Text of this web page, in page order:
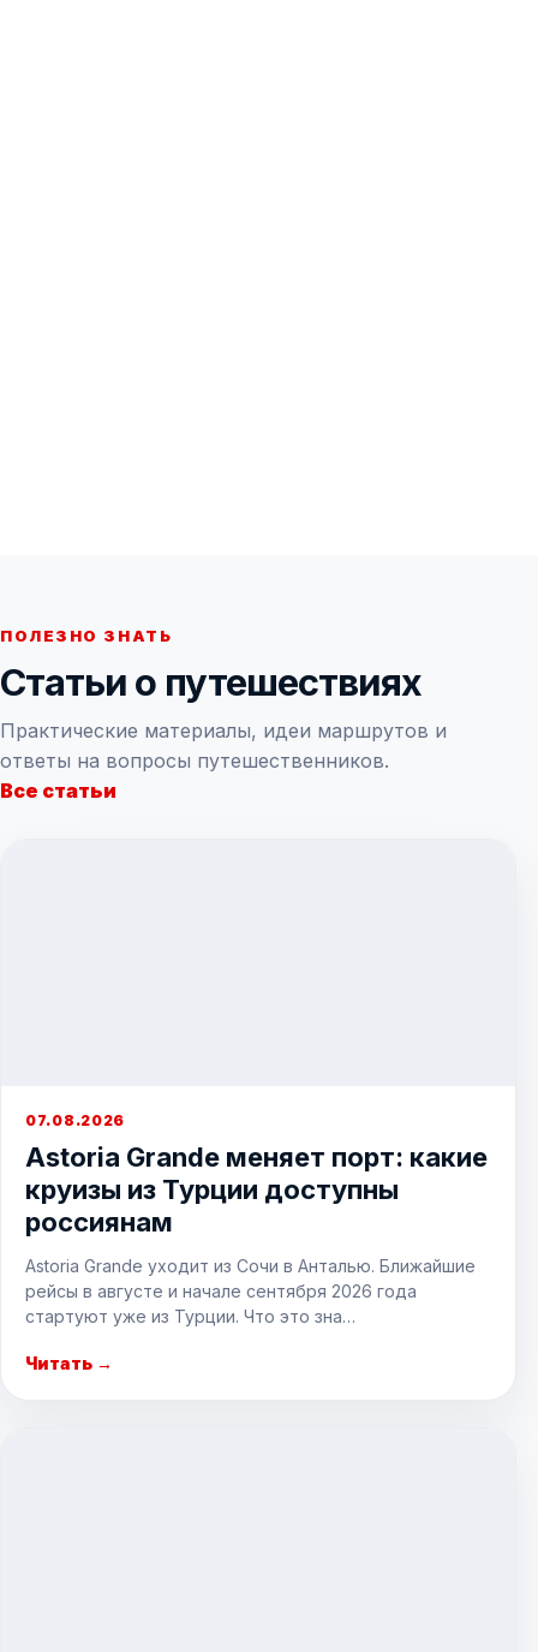
ПОЛЕЗНО ЗНАТЬ
Статьи о путешествиях
Практические материалы, идеи маршрутов и
ответы на вопросы путешественников.
Все статьи
07.08.2026
Astoria Grande меняет порт: какие
круизы из Турции доступны
россиянам
Astoria Grande уходит из Сочи в Анталью. Ближайшие
рейсы в августе и начале сентября 2026 года
стартуют уже из Турции. Что это зна…
Читать →